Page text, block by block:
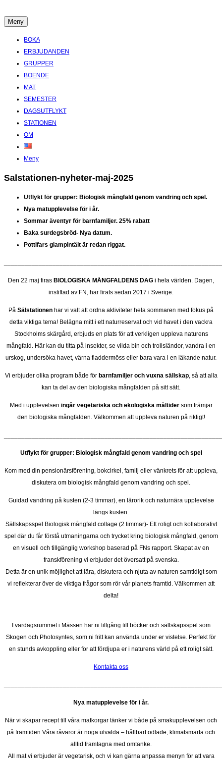
till
Boende Aktiviteter Möten Hemlig historia i Stockholms Skärgård
Meny
BOKA
ERBJUDANDEN
GRUPPER
BOENDE
MAT
SEMESTER
DAGSUTFLYKT
STATIONEN
OM
Meny
Salstationen-nyheter-maj-2025
Utflykt för grupper: Biologisk mångfald genom vandring och spel.
Nya matupplevelse för i år.
Sommar äventyr för barnfamiljer. 25% rabatt
Baka surdegsbröd- Nya datum.
Pottifars glampintält är redan riggat.
Den 22 maj firas BIOLOGISKA MÅNGFALDENS DAG i hela världen. Dagen,
instiftad av FN, har firats sedan 2017 i Sverige.
På Sälstationen har vi valt att ordna aktiviteter hela sommaren med fokus på
detta viktiga tema! Belägna mitt i ett naturreservat och vid havet i den vackra
Stockholms skärgård, erbjuds en plats för att verkligen uppleva naturens
mångfald. Här kan du titta på insekter, se vilda bin och trollsländor, vandra i en
urskog, undersöka havet, värna fladdermöss eller bara vara i en läkande natur.
Vi erbjuder olika program både för barnfamiljer och vuxna sällskap, så att alla
kan ta del av den biologiska mångfalden på sitt sätt.
Med i upplevelsen ingår vegetariska och ekologiska måltidersom främjar
den biologiska mångfalden. Välkommen att uppleva naturen på riktigt!
Utflykt för grupper: Biologisk mångfald genom vandring och spel
Kom med din pensionärsförening, bokcirkel, familj eller vänkrets för att uppleva,
diskutera om biologisk mångfald genom vandring och spel.
Guidad vandring på kusten (2-3 timmar), en lärorik och naturnära upplevelse
längs kusten.
Sällskapsspel Biologisk mångfald collage (2 timmar)- Ett roligt och kollaborativt
spel där du får förstå utmaningarna och trycket kring biologisk mångfald, genom
en visuell och tillgänglig workshop baserad på FNs rapport. Skapat av en
franskförening vi erbjuder det översatt på svenska.
Detta är en unik möjlighet att lära, diskutera och njuta av naturen samtidigt som
vi reflekterar över de viktiga frågor som rör vår planets framtid. Välkommen att
delta!
I vardagsrummet i Mässen har ni tillgång till böcker och sällskapsspel som
Skogen och Photosyntes, som ni fritt kan använda under er vistelse. Perfekt för
en stunds avkoppling eller för att fördjupa er i naturens värld på ett roligt sätt.
Kontakta oss
Nya matupplevelse för i år.
När vi skapar recept till våra matkorgar tänker vi både på smakupplevelsen och
på framtiden.Våra råvaror är noga utvalda – hållbart odlade, klimatsmarta och
alltid framtagna med omtanke.
All mat vi erbjuder är vegetarisk, och vi kan gärna anpassa menyn för att vara